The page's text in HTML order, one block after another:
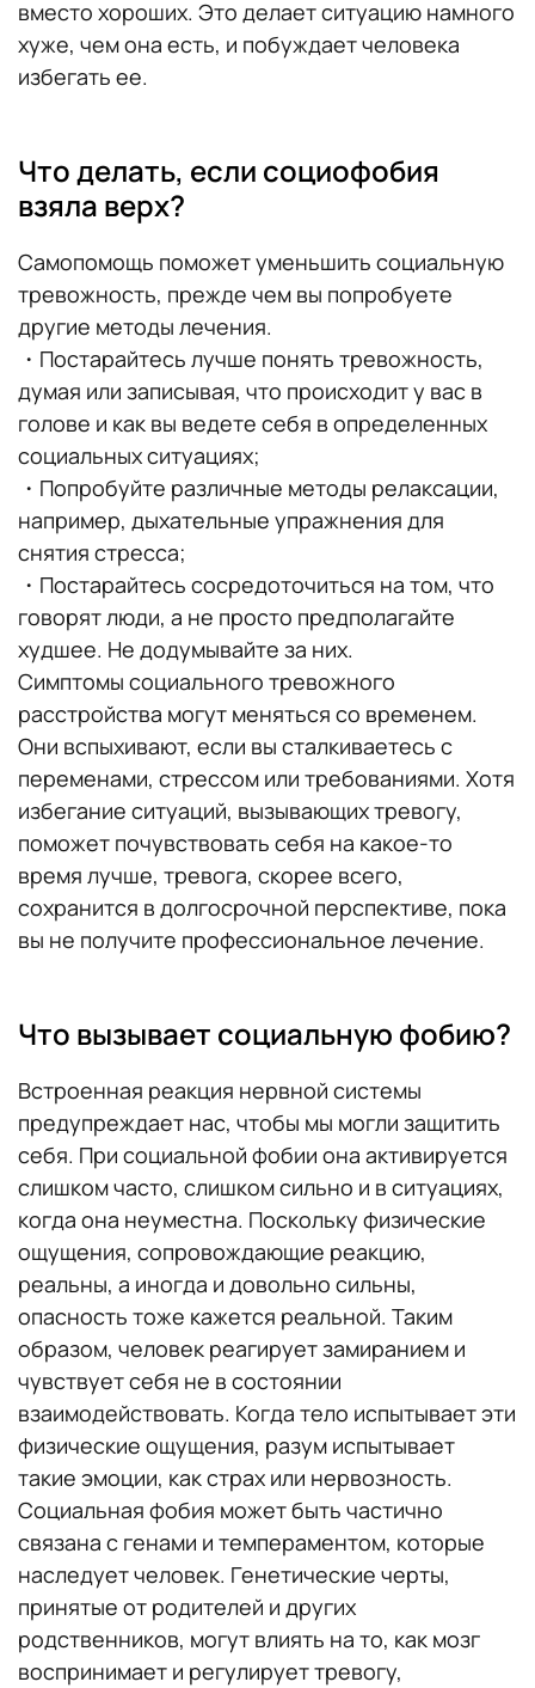
вместо хороших. Это делает ситуацию намного
хуже, чем она есть, и побуждает человека
избегать ее.
Что делать, если социофобия
взяла верх?
Самопомощь поможет уменьшить социальную
тревожность, прежде чем вы попробуете
другие методы лечения.
・Постарайтесь лучше понять тревожность,
думая или записывая, что происходит у вас в
голове и как вы ведете себя в определенных
социальных ситуациях;
・Попробуйте различные методы релаксации,
например, дыхательные упражнения для
снятия стресса;
・Постарайтесь сосредоточиться на том, что
говорят люди, а не просто предполагайте
худшее. Не додумывайте за них.
Симптомы социального тревожного
расстройства могут меняться со временем.
Они вспыхивают, если вы сталкиваетесь с
переменами, стрессом или требованиями. Хотя
избегание ситуаций, вызывающих тревогу,
поможет почувствовать себя на какое-то
время лучше, тревога, скорее всего,
сохранится в долгосрочной перспективе, пока
вы не получите профессиональное лечение.
Что вызывает социальную фобию?
Встроенная реакция нервной системы
предупреждает нас, чтобы мы могли защитить
себя. При социальной фобии она активируется
слишком часто, слишком сильно и в ситуациях,
когда она неуместна. Поскольку физические
ощущения, сопровождающие реакцию,
реальны, а иногда и довольно сильны,
опасность тоже кажется реальной. Таким
образом, человек реагирует замиранием и
чувствует себя не в состоянии
взаимодействовать. Когда тело испытывает эти
физические ощущения, разум испытывает
такие эмоции, как страх или нервозность.
Социальная фобия может быть частично
связана с генами и темпераментом, которые
наследует человек. Генетические черты,
принятые от родителей и других
родственников, могут влиять на то, как мозг
воспринимает и регулирует тревогу,